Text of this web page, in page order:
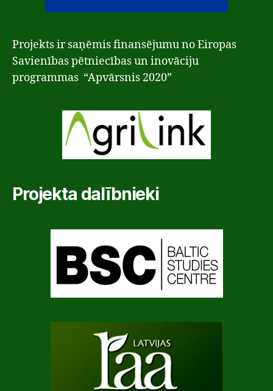
Projekts ir saņēmis finansējumu no Eiropas
Savienības pētniecības un inovāciju
programmas “Apvārsnis 2020”
Projekta dalībnieki